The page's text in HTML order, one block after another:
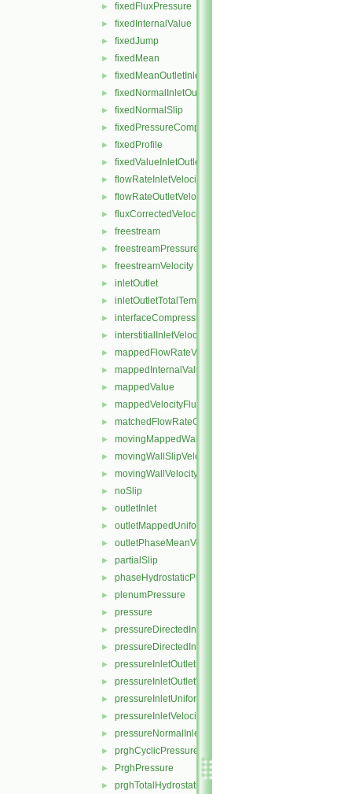
► fixedFluxPressure
► fixedInternalValue
► fixedJump
► fixedMean
► fixedMeanOutletInlet
► fixedNormalInletOutletVelocity
► fixedNormalSlip
► fixedPressureCompressibleDensity
► fixedProfile
► fixedValueInletOutlet
► flowRateInletVelocity
► flowRateOutletVelocity
► fluxCorrectedVelocity
► freestream
► freestreamPressure
► freestreamVelocity
► inletOutlet
► inletOutletTotalTemperature
► interfaceCompression
► interstitialInletVelocity
► mappedFlowRateVelocity
► mappedInternalValue
► mappedValue
► mappedVelocityFlux
► matchedFlowRateOutletVelocity
► movingMappedWallVelocity
► movingWallSlipVelocity
► movingWallVelocity
► noSlip
► outletInlet
► outletMappedUniformInlet
► outletPhaseMeanVelocity
► partialSlip
► phaseHydrostaticPressure
► plenumPressure
► pressure
► pressureDirectedInletOutletVelocity
► pressureDirectedInletVelocity
► pressureInletOutletParSlipVelocity
► pressureInletOutletVelocity
► pressureInletUniformVelocity
► pressureInletVelocity
► pressureNormalInletOutletVelocity
► prghCyclicPressure
► PrghPressure
► prghTotalHydrostaticPressure